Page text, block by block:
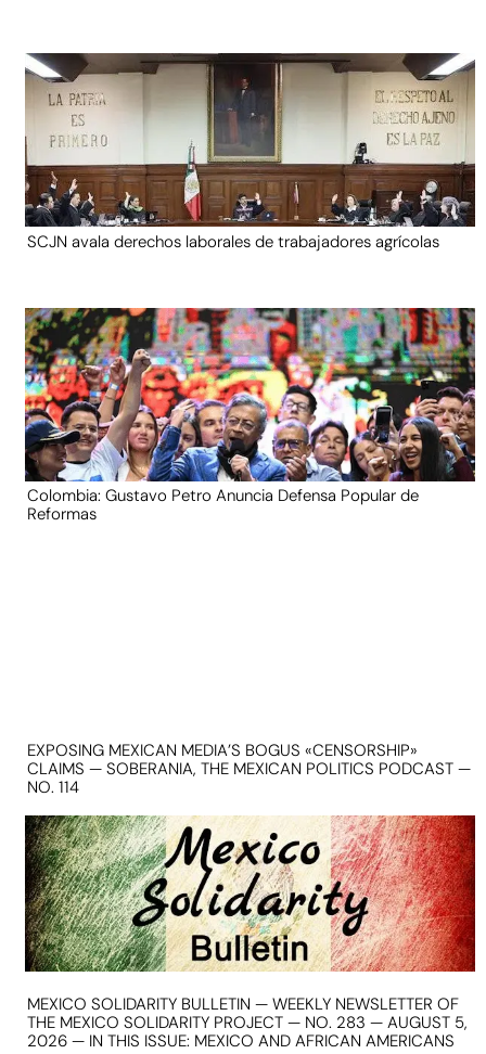
SCJN avala derechos laborales de trabajadores agrícolas
Colombia: Gustavo Petro Anuncia Defensa Popular de
Reformas
EXPOSING MEXICAN MEDIA’S BOGUS «CENSORSHIP»
CLAIMS — SOBERANIA, THE MEXICAN POLITICS PODCAST —
NO. 114
MEXICO SOLIDARITY BULLETIN — WEEKLY NEWSLETTER OF
THE MEXICO SOLIDARITY PROJECT — NO. 283 — AUGUST 5,
2026 — IN THIS ISSUE: MEXICO AND AFRICAN AMERICANS